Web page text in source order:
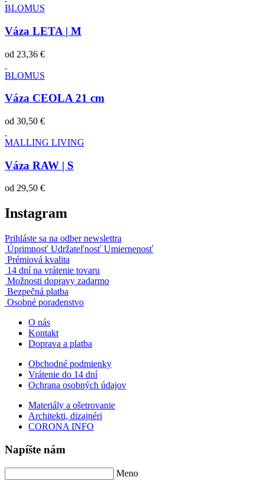
BLOMUS
Váza LETA | M
od 23,36 €
BLOMUS
Váza CEOLA 21 cm
od 30,50 €
MALLING LIVING
Váza RAW | S
od 29,50 €
Instagram
Prihláste sa na odber newslettra
Úprimnosť Udržateľnosť Umiernenosť
Prémiová kvalita
14 dní na vrátenie tovaru
Možnosti dopravy zadarmo
Bezpečná platba
Osobné poradenstvo
O nás
Kontakt
Doprava a platba
Obchodné podmienky
Vrátenie do 14 dní
Ochrana osobných údajov
Materiály a ošetrovanie
Architekti, dizajnéri
CORONA INFO
Napíšte nám
Meno